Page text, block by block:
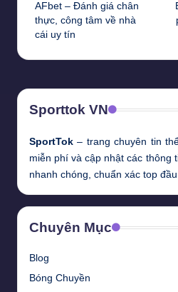
navigation
AFbet – Đánh giá chân
thực, công tâm về nhà
cái uy tín
Sporttok VN
SportTok – trang chuyên tin
miễn phí và cập nhật các thông
nhanh chóng, chuẩn xác top
Chuyên Mục
Blog
Bóng Chuyền